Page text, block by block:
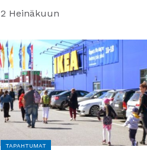
2 Heinäkuun
TAPAHTUMAT